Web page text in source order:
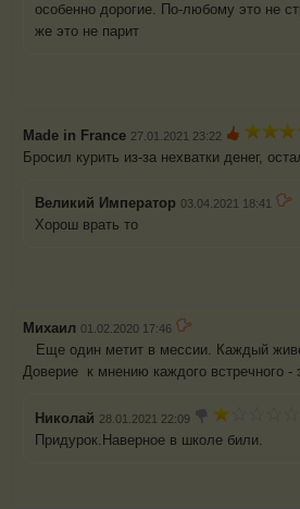
особенно дорогие. По-любому это не
же это не парит
Made in France 27.01.2021 23:22
Бросил курить из-за нехватки денег,
Великий Император 03.04.2021 18:41
Хорош врать то
Михаил 01.02.2020 17:46
Еще один метит в мессии. Каждый
Доверие к мнению каждого встречного -
Николай 28.01.2021 22:09
Придурок.Наверное в школе били.